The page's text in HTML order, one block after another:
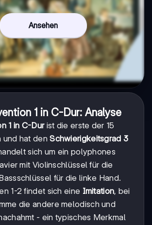
Ansehen
1 in C-Dur: Analyse
1 in C-Durist die erste der 15
und hat denSchwierigkeitsgrad 3
sich um ein polyphones
mit Violinschlüssel für die
für die linke Hand.
1-2 findet sich eine Imitation, bei
die andere melodisch und
- ein typisches Merkmal